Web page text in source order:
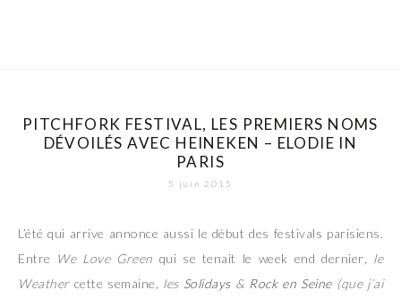
PITCHFORK FESTIVAL, LES PREMIERS NOMS
DÉVOILÉS AVEC HEINEKEN – ELODIE IN
PARIS
5 juin 2015
L’été qui arrive annonce aussi le début des festivals parisiens.
Entre We Love Green qui se tenait le week end dernier , le
Weather cette semaine , les Solidays& Rock en Seine(que j’ai